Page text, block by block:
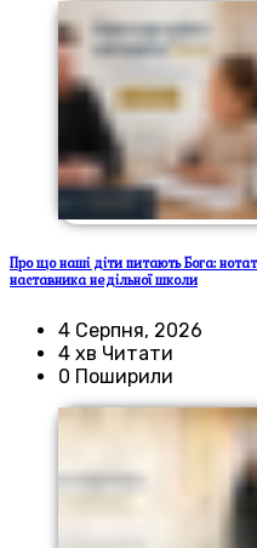
Про що наші діти питають Бога:
наставника недільної школи
4 Серпня, 2026
4 хв Читати
0 Поширили